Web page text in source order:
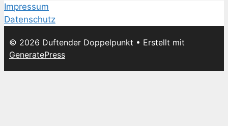
Impressum
Datenschutz
© 2026 Duftender Doppelpunkt • Erstellt mit
GeneratePress